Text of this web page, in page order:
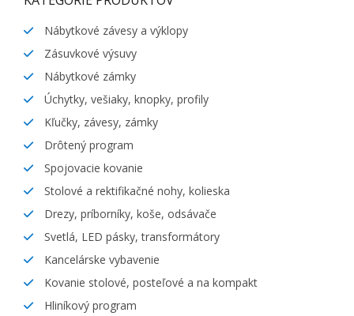
Nábytkové závesy a výklopy
Zásuvkové výsuvy
Nábytkové zámky
Úchytky, vešiaky, knopky, profily
Kľučky, závesy, zámky
Drôtený program
Spojovacie kovanie
Stolové a rektifikačné nohy, kolieska
Drezy, príborníky, koše, odsávače
Svetlá, LED pásky, transformátory
Kancelárske vybavenie
Kovanie stolové, posteľové a na kompakt
Hliníkový program